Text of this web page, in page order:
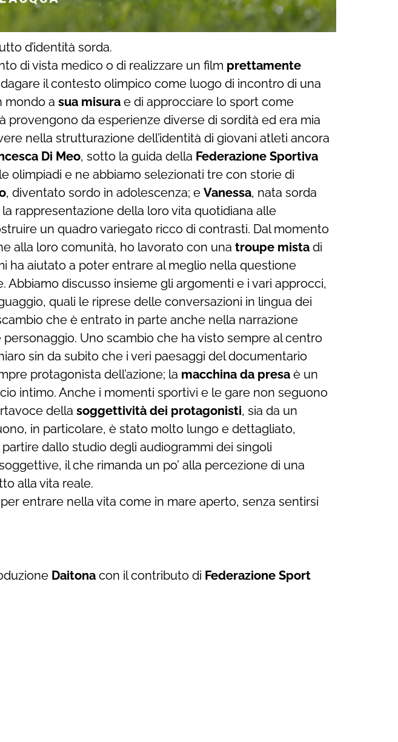
d’identità sorda.
di vista medico o di realizzare un film prettamente
il contesto olimpico come luogo di incontro di una
mondo a sua misura e di approcciare lo sport come
da esperienze diverse di sordità ed era mia
nella strutturazione dell’identità di giovani atleti ancora
Di Meo, sotto la guida della Federazione Sportiva
olimpiadi e ne abbiamo selezionati tre con storie di
, diventato sordo in adolescenza; e Vanessa, nata sorda
rappresentazione della loro vita quotidiana alle
un quadro variegato ricco di contrasti. Dal momento
alla loro comunità, ho lavorato con una troupe mista di
ha aiutato a poter entrare al meglio nella questione
discusso insieme gli argomenti e i vari approcci,
quali le riprese delle conversazioni in lingua dei
che è entrato in parte anche nella narrazione
Uno scambio che ha visto sempre al centro
sin da subito che i veri paesaggi del documentario
protagonista dell’azione; la macchina da presa è un
intimo. Anche i momenti sportivi e le gare non seguono
della soggettività dei protagonisti, sia da un
in particolare, è stato molto lungo e dettagliato,
dallo studio degli audiogrammi dei singoli
il che rimanda un po’ alla percezione di una
alla vita reale.
entrare nella vita come in mare aperto, senza sentirsi
Daitona con il contributo di Federazione Sport